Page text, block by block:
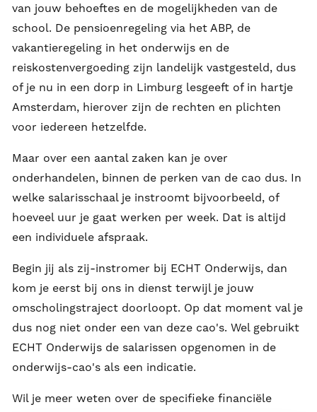
van jouw behoeftes en de mogelijkheden van de
school. De pensioenregeling via het ABP, de
vakantieregeling in het onderwijs en de
reiskostenvergoeding zijn landelijk vastgesteld, dus
of je nu in een dorp in Limburg lesgeeft of in hartje
Amsterdam, hierover zijn de rechten en plichten
voor iedereen hetzelfde.
Maar over een aantal zaken kan je over
onderhandelen, binnen de perken van de cao dus. In
welke salarisschaal je instroomt bijvoorbeeld, of
hoeveel uur je gaat werken per week. Dat is altijd
een individuele afspraak.
Begin jij als zij-instromer bij ECHT Onderwijs, dan
kom je eerst bij ons in dienst terwijl je jouw
omscholingstraject doorloopt. Op dat moment val je
dus nog niet onder een van deze cao's. Wel gebruikt
ECHT Onderwijs de salarissen opgenomen in de
onderwijs-cao's als een indicatie.
Wil je meer weten over de specifieke financiële